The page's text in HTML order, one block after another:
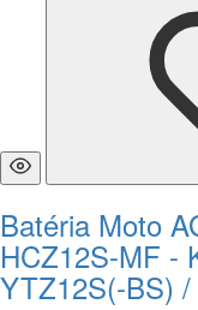
Batéria Moto
HCZ12S-MF -
YTZ12S(-BS)